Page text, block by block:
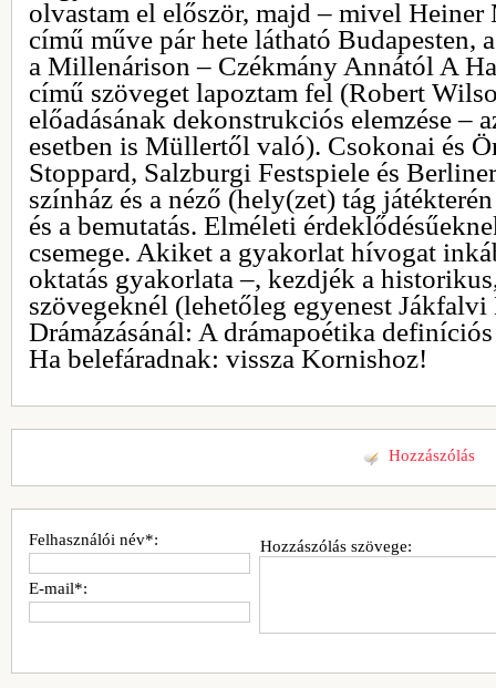
olvastam el először, majd – mivel
című műve pár hete látható Budapesten,
a Millenárison – Czékmány Annától A
című szöveget lapoztam fel (Robert
előadásának dekonstrukciós elemzése –
esetben is Müllertől való). Csokonai és
Stoppard, Salzburgi Festspiele és
színház és a néző (hely(zet) tág
és a bemutatás. Elméleti
csemege. Akiket a gyakorlat hívogat
oktatás gyakorlata –, kezdjék a
szövegeknél (lehetőleg egyenest
Drámázásánál: A drámapoétika
Ha belefáradnak: vissza Kornishoz!
Hozzászólás
Hozzászólás szövege:
Felhasználói név*:
E-mail*: